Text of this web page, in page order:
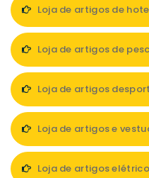
Loja de artigos de
Loja de artigos de
Loja de artigos
Loja de artigos e
Loja de artigos